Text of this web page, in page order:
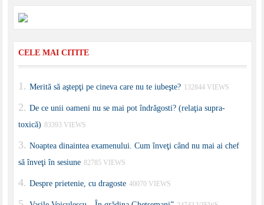
CELE MAI CITITE
Merită să aştepţi pe cineva care nu te iubeşte? 132844 VIEWS
De ce unii oameni nu se mai pot îndrăgosti? (relaţia supra-
toxică) 83393 VIEWS
Noaptea dinaintea examenului. Cum înveţi când nu mai ai chef
să înveţi în sesiune 82785 VIEWS
Despre prietenie, cu dragoste 40070 VIEWS